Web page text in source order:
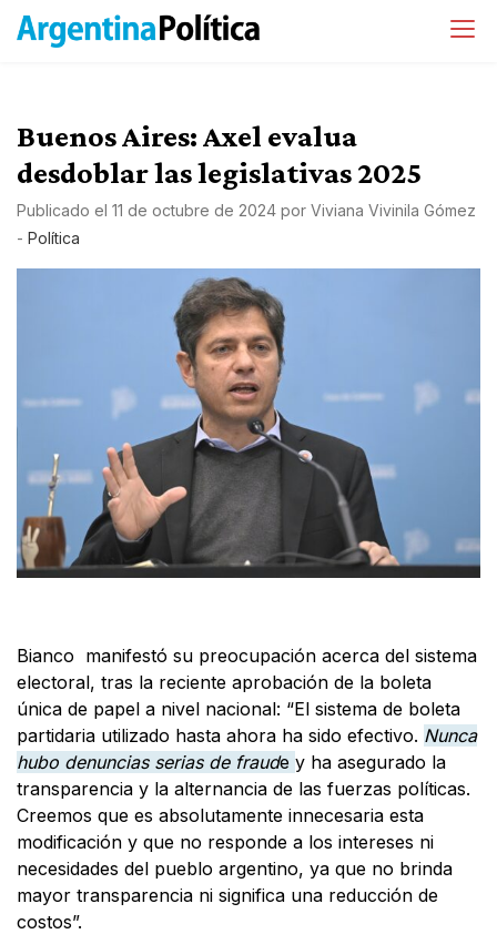
Buenos Aires: Axel evalua
desdoblar las legislativas 2025
Publicado el 11 de octubre de 2024 por Viviana Vivinila Gómez
- Política
Bianco manifestó su preocupación acerca del sistema
electoral, tras la reciente aprobación de la boleta
única de papel a nivel nacional: “El sistema de boleta
partidaria utilizado hasta ahora ha sido efectivo. Nunca
hubo denuncias serias de fraude y ha asegurado la
transparencia y la alternancia de las fuerzas políticas.
Creemos que es absolutamente innecesaria esta
modificación y que no responde a los intereses ni
necesidades del pueblo argentino, ya que no brinda
mayor transparencia ni significa una reducción de
costos”.